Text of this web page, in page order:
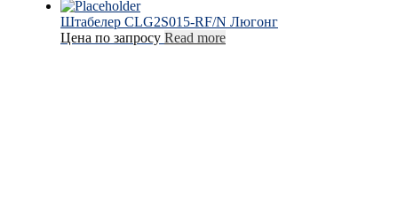
Штабелер CLG2S015-RF/N Люгонг
Цена по запросу Read more